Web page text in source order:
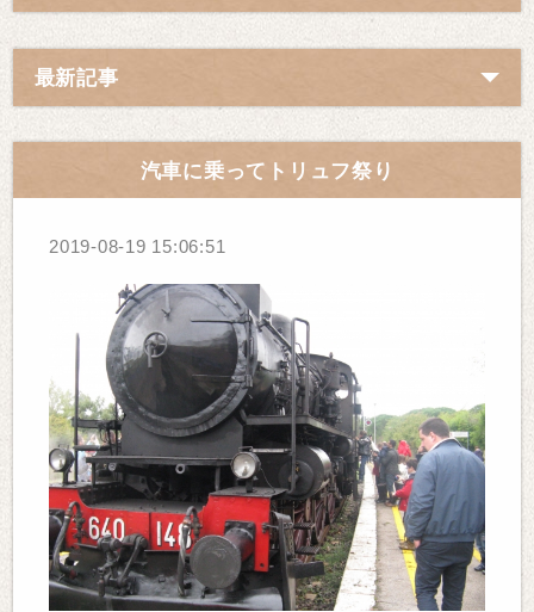
最新記事
汽車に乗ってトリュフ祭り
2019-08-19 15:06:51